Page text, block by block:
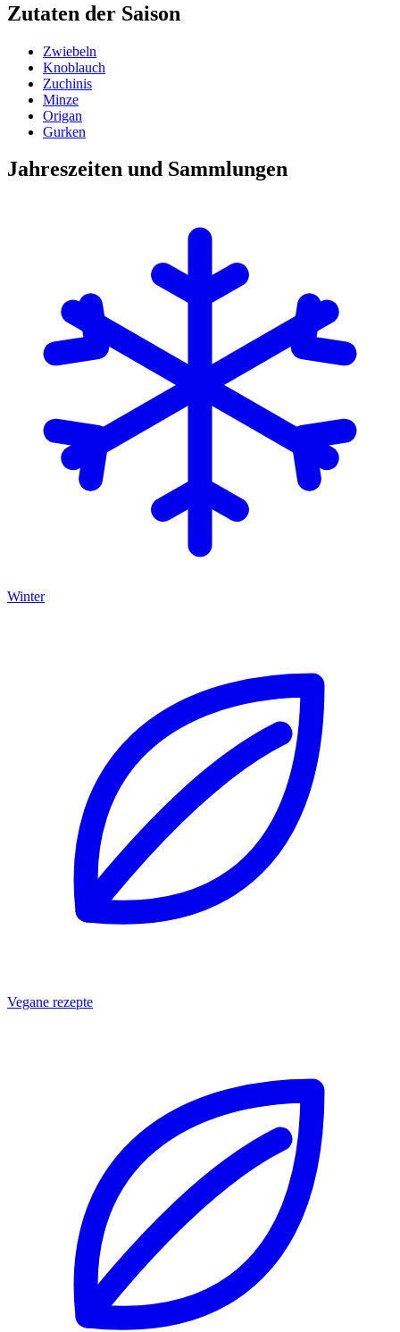
Zutaten der Saison
Zwiebeln
Knoblauch
Zuchinis
Minze
Origan
Gurken
Jahreszeiten und Sammlungen
Winter
Vegane rezepte